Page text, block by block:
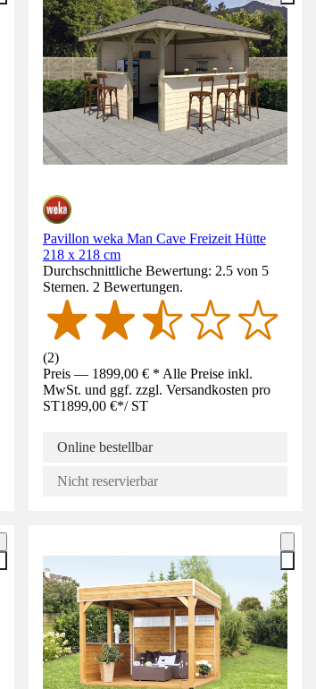
Pavillon weka Man Cave Freizeit Hütte
218 x 218 cm
Durchschnittliche Bewertung: 2.5 von 5
Sternen. 2 Bewertungen.
(2)
Preis — 1899,00 € * Alle Preise inkl.
MwSt. und ggf. zzgl. Versandkosten pro
ST1899,00 €*/ ST
Online bestellbar
Nicht reservierbar